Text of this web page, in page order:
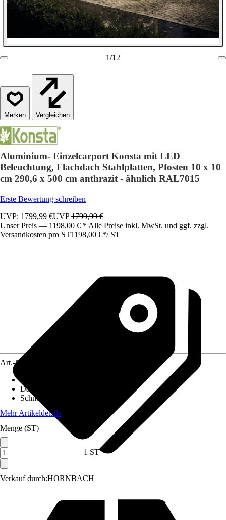
1/12
Vergleichen
Aluminium- Einzelcarport Konsta mit LED
Beleuchtung, Flachdach Stahlplatten, Pfosten 10 x 10
cm 290,6 x 500 cm anthrazit - ähnlich RAL7015
Erste Bewertung schreiben
UVP: 1799,99 €UVP1799,99 €
Unser Preis — 1198,00 € * Alle Preise inkl. MwSt. und ggf. zzgl.
Versandkosten pro ST1198,00 €*/ ST
Verkauf durch:HORNBACH
Art.-Nr.
Dachform
Schneelast
Mehr Artikeldetails
Menge (ST)
1 ST